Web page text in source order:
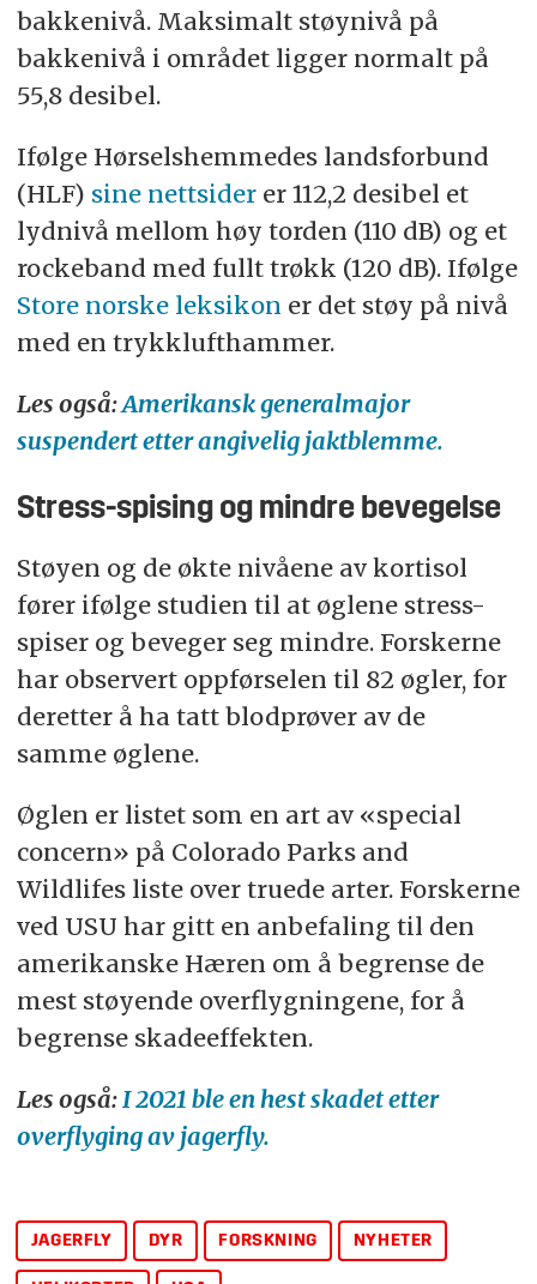
bakkenivå. Maksimalt støynivå på
bakkenivå i området ligger normalt på
55,8 desibel.
Ifølge Hørselshemmedes landsforbund
(HLF) sine nettsiderer 112,2 desibel et
lydnivå mellom høy torden (110 dB) og et
rockeband med fullt trøkk (120 dB). Ifølge
Store norske leksikon er det støy på nivå
med en trykklufthammer.
Les også:Amerikansk generalmajor
suspendert etter angivelig jaktblemme.
Stress-spising og mindre bevegelse
Støyen og de økte nivåene av kortisol
fører ifølge studien til at øglene stress-
spiser og beveger seg mindre. Forskerne
har observert oppførselen til 82 øgler, for
deretter å ha tatt blodprøver av de
samme øglene.
Øglen er listet som en art av «special
concern» på Colorado Parks and
Wildlifes liste over truede arter. Forskerne
ved USU har gitt en anbefaling til den
amerikanske Hæren om å begrense de
mest støyende overflygningene, for å
begrense skadeeffekten.
Les også: I 2021 ble en hest skadet etter
overflyging av jagerfly.
JAGERFLY DYR FORSKNING NYHETER